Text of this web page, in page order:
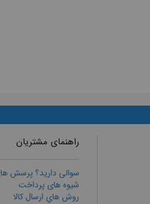
راهنمای مشتریان
سوالی دارید؟ پرسش
شیوه های پرداخت
روش هاي ارسال كالا